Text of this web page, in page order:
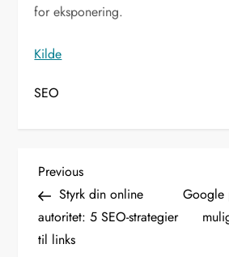
for eksponering.
Kilde
SEO
I
n
d
Previous
Post
Previous
Styrk din online
autoritet: 5 SEO-strategier
til links
Google